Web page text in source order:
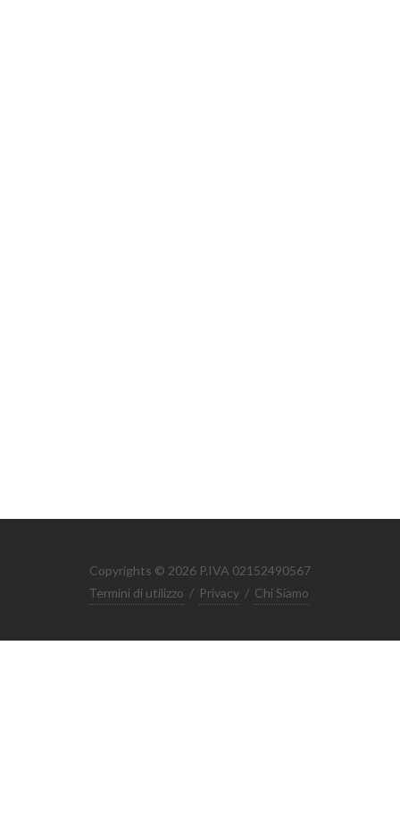
Copyrights © 2026 P.IVA 02152490567
Termini di utilizzo / Privacy / Chi Siamo